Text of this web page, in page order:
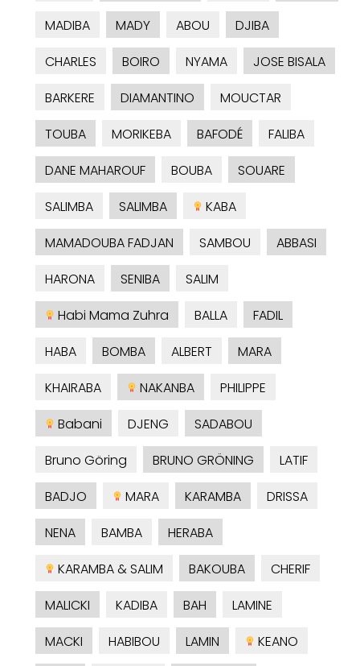
MADIBA MADY ABOU
DJIBA
CHARLES
BOIRO NYAMA
JOSE BISALA
BARKERE
DIAMANTINO
MOUCTAR
TOUBA
MORIKEBA BAFODÉ
FALIBA
DANE MAHAROUF
BOUBA
SOUARE
SALIMBA
SALIMBA
KABA
MAMADOUBA FADJAN
SAMBOU
ABBASI
HARONA
SENIBA
SALIM
Habi Mama Zuhra
BALLA
FADIL
HABA
BOMBA ALBERT
MARA
KHAIRABA
NAKANBA
PHILIPPE
Babani
DJENG
SADABOU
Bruno Göring
BRUNO GRÖNING
LATIF
BADJO
MARA KARAMBA
DRISSA
NENA
BAMBA
HERABA
KARAMBA & SALIM
BAKOUBA
CHERIF
MALICKI
KADIBA BAH
LAMINE
MACKI
HABIBOU LAMIN
KEANO